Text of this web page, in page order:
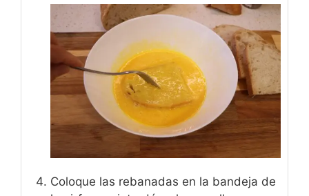
Coloque las rebanadas en la bandeja de